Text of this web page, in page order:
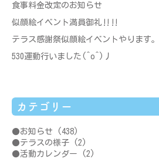
食事料金改定のお知らせ
似顔絵イベント満員御礼‼‼
テラス感謝祭似顔絵イベントやります。
530運動行いました(^o^)丿
カテゴリー
お知らせ (438)
テラスの様子 (2)
活動カレンダー (2)